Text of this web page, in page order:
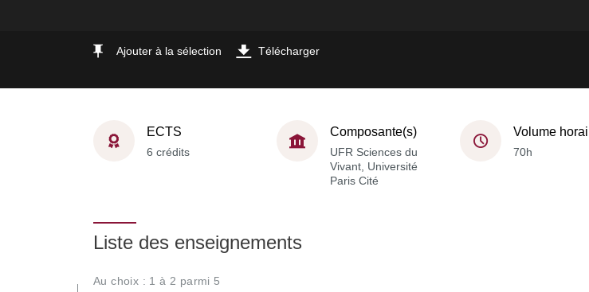
Ajouter à la sélection Télécharger
ECTS
6 crédits
Composante(s)
UFR Sciences du
Vivant, Université
Paris Cité
Volume
70h
Liste des enseignements
Au choix : 1 à 2 parmi 5